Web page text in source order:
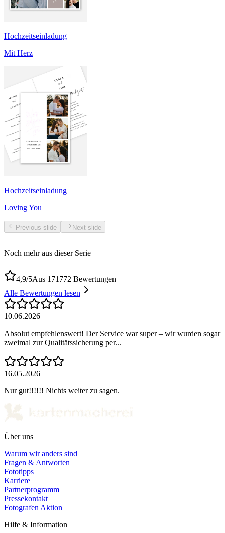
Hochzeitseinladung
Mit Herz
Hochzeitseinladung
Loving You
Previous slide Next slide
Noch mehr aus dieser Serie
4,9/5Aus 171772 Bewertungen
Alle Bewertungen lesen
10.06.2026
Absolut empfehlenswert! Der Service war super – wir wurden sogar
zweimal zur Qualitätssicherung per...
16.05.2026
Nur gut!!!!!! Nichts weiter zu sagen.
Über uns
Warum wir anders sind
Fragen & Antworten
Fototipps
Karriere
Partnerprogramm
Pressekontakt
Fotografen Aktion
Hilfe & Information